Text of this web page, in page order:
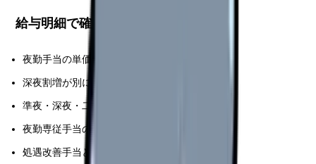
給与明細で確認する項目
夜勤手当の単価
深夜割増が別に出ているか
準夜・深夜・二交代の違い
夜勤専従手当の有無
処遇改善手当との重複